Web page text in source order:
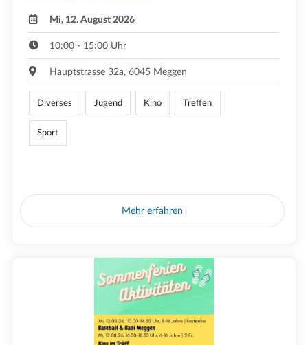
Mi, 12. August 2026
10:00 - 15:00 Uhr
Hauptstrasse 32a, 6045 Meggen
Diverses Jugend Kino Treffen
Sport
Mehr erfahren